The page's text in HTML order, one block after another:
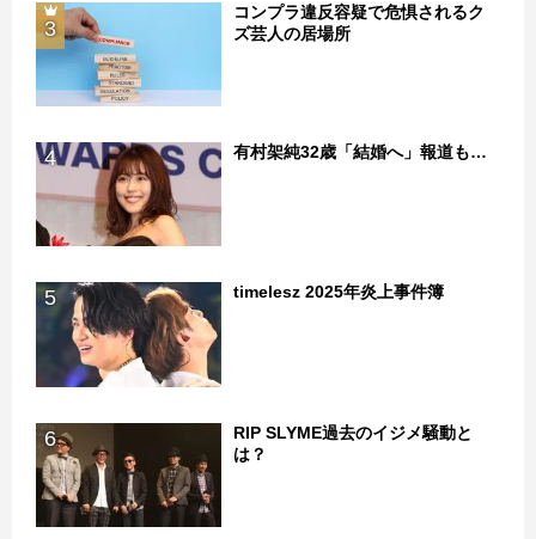
3
コンプラ違反容疑で危惧されるク
ズ芸人の居場所
4 有村架純32歳「結婚へ」報道も…
5 timelesz 2025年炎上事件簿
6
RIP SLYME過去のイジメ騒動と
は？